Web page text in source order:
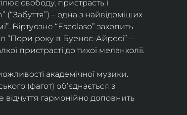
свободу, пристрасть і
– одна з найвідоміших
Віртуозне “Escolaso” захопить
“Пори року в Буенос-Айресі” –
пристрасті до тихої меланхолії.
академічної музики.
(фагот) об’єднається з
гармонійно доповнить